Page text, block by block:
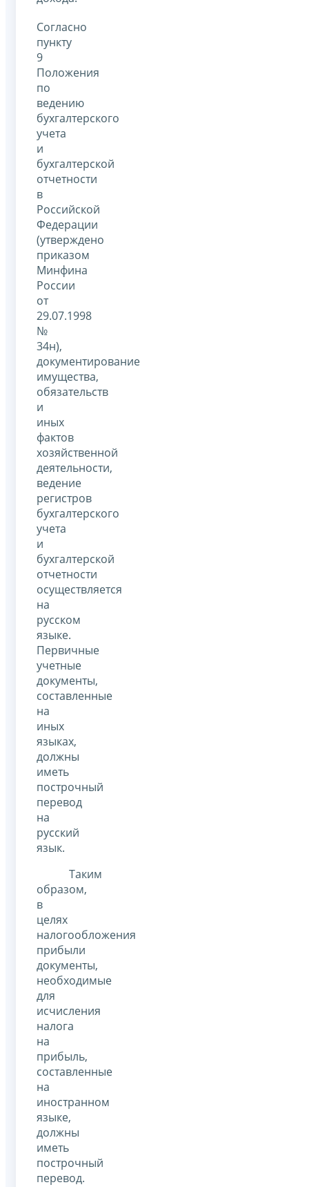
Согласно
пункту
9
Положения
по
ведению
бухгалтерского
учета
и
бухгалтерской
отчетности
в
Российской
Федерации
(утверждено
приказом
Минфина
России
от
29.07.1998
№
34н),
документирование
имущества,
обязательств
и
иных
фактов
хозяйственной
деятельности,
ведение
регистров
бухгалтерского
учета
и
бухгалтерской
отчетности
осуществляется
на
русском
языке.
Первичные
учетные
документы,
составленные
на
иных
языках,
должны
иметь
построчный
перевод
на
русский
язык.
Таким
образом,
в
целях
налогообложения
прибыли
документы,
необходимые
для
исчисления
налога
на
прибыль,
составленные
на
иностранном
языке,
должны
иметь
построчный
перевод.